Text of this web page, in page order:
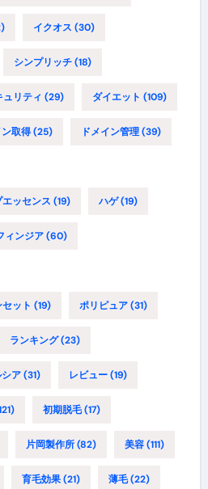
イクオス (30)
シンプリッチ(18)
ュリティ (29) ダイエット (109)
ン取得(25) ドメイン管理(39)
ッセンス (19) ハゲ(19)
ィンジア(60)
ット (19) ポリピュア(31)
ランキング(23)
ア(31) レビュー(19)
初期脱毛(17)
片岡製作所(82) 美容(111)
育毛効果(21) 薄毛(22)